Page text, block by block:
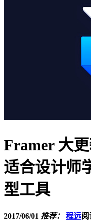
Framer 大
适合设计师
型工具
2017/06/01 推荐： 程远阅